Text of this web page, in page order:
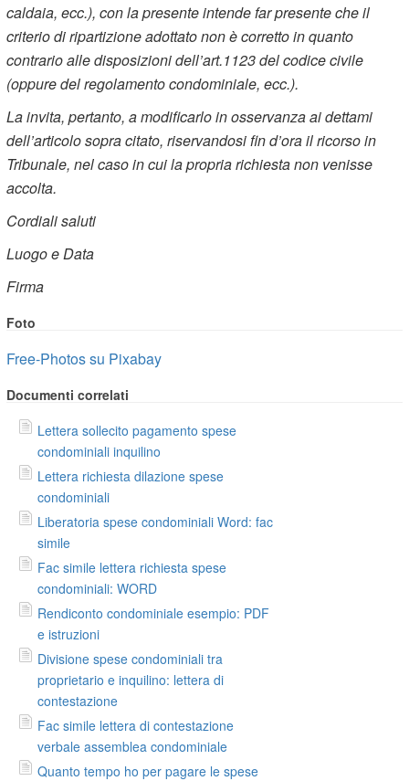
caldaia, ecc.), con la presente intende far presente che il
criterio di ripartizione adottato non è corretto in quanto
contrario alle disposizioni dell’art.1123 del codice civile
(oppure del regolamento condominiale, ecc.).
La invita, pertanto, a modificarlo in osservanza ai dettami
dell’articolo sopra citato, riservandosi fin d’ora il ricorso in
Tribunale, nel caso in cui la propria richiesta non venisse
accolta.
Cordiali saluti
Luogo e Data
Firma
Foto
Free-Photos su Pixabay
Documenti correlati
Lettera sollecito pagamento spese
condominiali inquilino
Lettera richiesta dilazione spese
condominiali
Liberatoria spese condominiali Word: fac
simile
Fac simile lettera richiesta spese
condominiali: WORD
Rendiconto condominiale esempio: PDF
e istruzioni
Divisione spese condominiali tra
proprietario e inquilino: lettera di
contestazione
Fac simile lettera di contestazione
verbale assemblea condominiale
Quanto tempo ho per pagare le spese